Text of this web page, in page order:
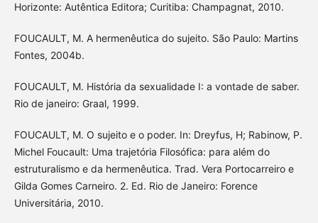
Horizonte: Autêntica Editora; Curitiba: Champagnat, 2010.
FOUCAULT, M. A hermenêutica do sujeito. São Paulo: Martins
Fontes, 2004b.
FOUCAULT, M. História da sexualidade I: a vontade de saber.
Rio de janeiro: Graal, 1999.
FOUCAULT, M. O sujeito e o poder. In: Dreyfus, H; Rabinow, P.
Michel Foucault: Uma trajetória Filosófica: para além do
estruturalismo e da hermenêutica. Trad. Vera Portocarreiro e
Gilda Gomes Carneiro. 2. Ed. Rio de Janeiro: Forence
Universitária, 2010.